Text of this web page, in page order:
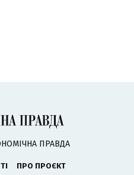
ПРАВДА
ПРО ПРОЄКТ